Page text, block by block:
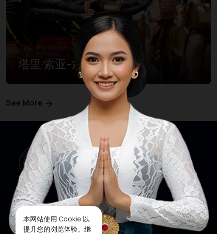
本网站使用 Cookie 以
提升您的浏览体验。继
塔里·索亚-索亚
See More
网站首页 关注我们